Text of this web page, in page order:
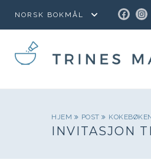
HJEM POST
INVITASJON